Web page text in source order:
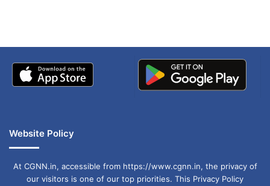
Website Policy
At CGNN.in, accessible from https://www.cgnn.in, the privacy of
our visitors is one of our top priorities. This Privacy Policy